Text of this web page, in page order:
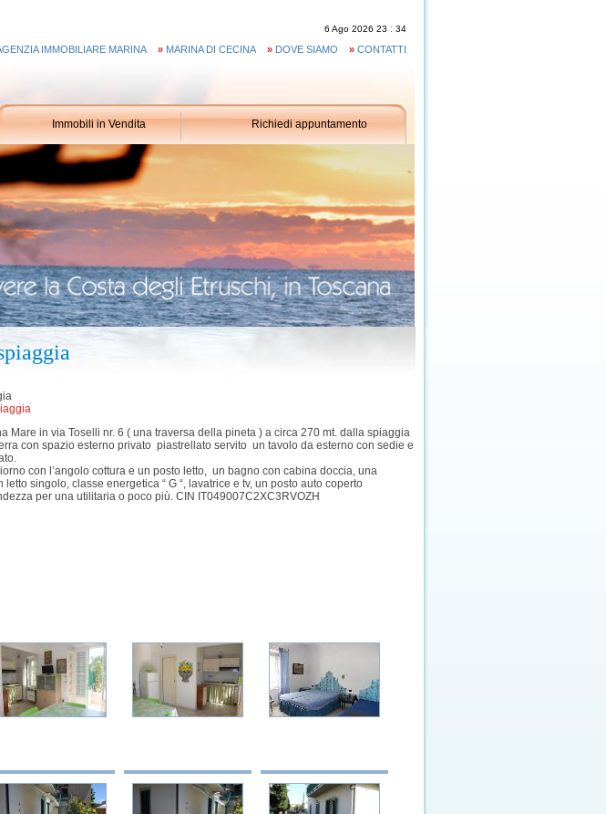
6 Ago 2026 23 : 34
IMMOBILIARE MARINA » MARINA DI CECINA » DOVE SIAMO » CONTATTI
Immobili in Vendita Richiedi appuntamento
Mare in via Toselli nr. 6 ( una traversa della pineta ) a circa 270 mt. dalla spiaggia
con spazio esterno privato piastrellato servito un tavolo da esterno con sedie e
con l’angolo cottura e un posto letto, un bagno con cabina doccia, una
singolo, classe energetica “ G “, lavatrice e tv, un posto auto coperto
per una utilitaria o poco più. CIN IT049007C2XC3RVOZH